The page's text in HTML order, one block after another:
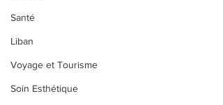
Santé
Liban
Voyage et Tourisme
Soin Esthétique